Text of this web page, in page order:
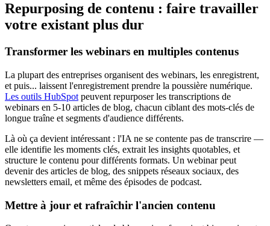
Repurposing de contenu : faire travailler
votre existant plus dur
Transformer les webinars en multiples contenus
La plupart des entreprises organisent des webinars, les enregistrent,
et puis... laissent l'enregistrement prendre la poussière numérique.
Les outils HubSpot peuvent repurposer les transcriptions de
webinars en 5-10 articles de blog, chacun ciblant des mots-clés de
longue traîne et segments d'audience différents.
Là où ça devient intéressant : l'IA ne se contente pas de transcrire —
elle identifie les moments clés, extrait les insights quotables, et
structure le contenu pour différents formats. Un webinar peut
devenir des articles de blog, des snippets réseaux sociaux, des
newsletters email, et même des épisodes de podcast.
Mettre à jour et rafraîchir l'ancien contenu